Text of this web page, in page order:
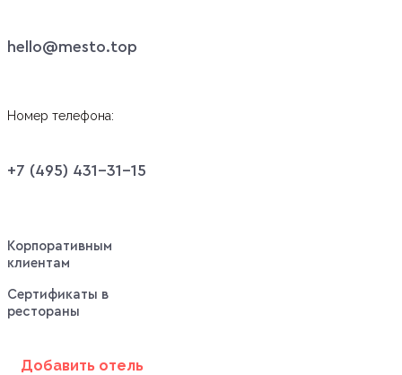
hello@mesto.top
Номер телефона:
+7 (495) 431-31-15
Корпоративным
клиентам
Сертификаты в
рестораны
Добавить отель